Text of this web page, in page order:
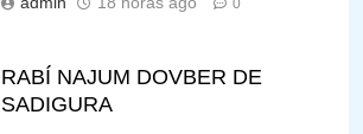
0
RABÍ NAJUM DOVBER DE
SADIGURA